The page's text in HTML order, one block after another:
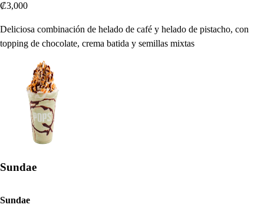
₡3,000
Deliciosa combinación de helado de café y helado de pistacho, con
topping de chocolate, crema batida y semillas mixtas
Sundae
Sundae